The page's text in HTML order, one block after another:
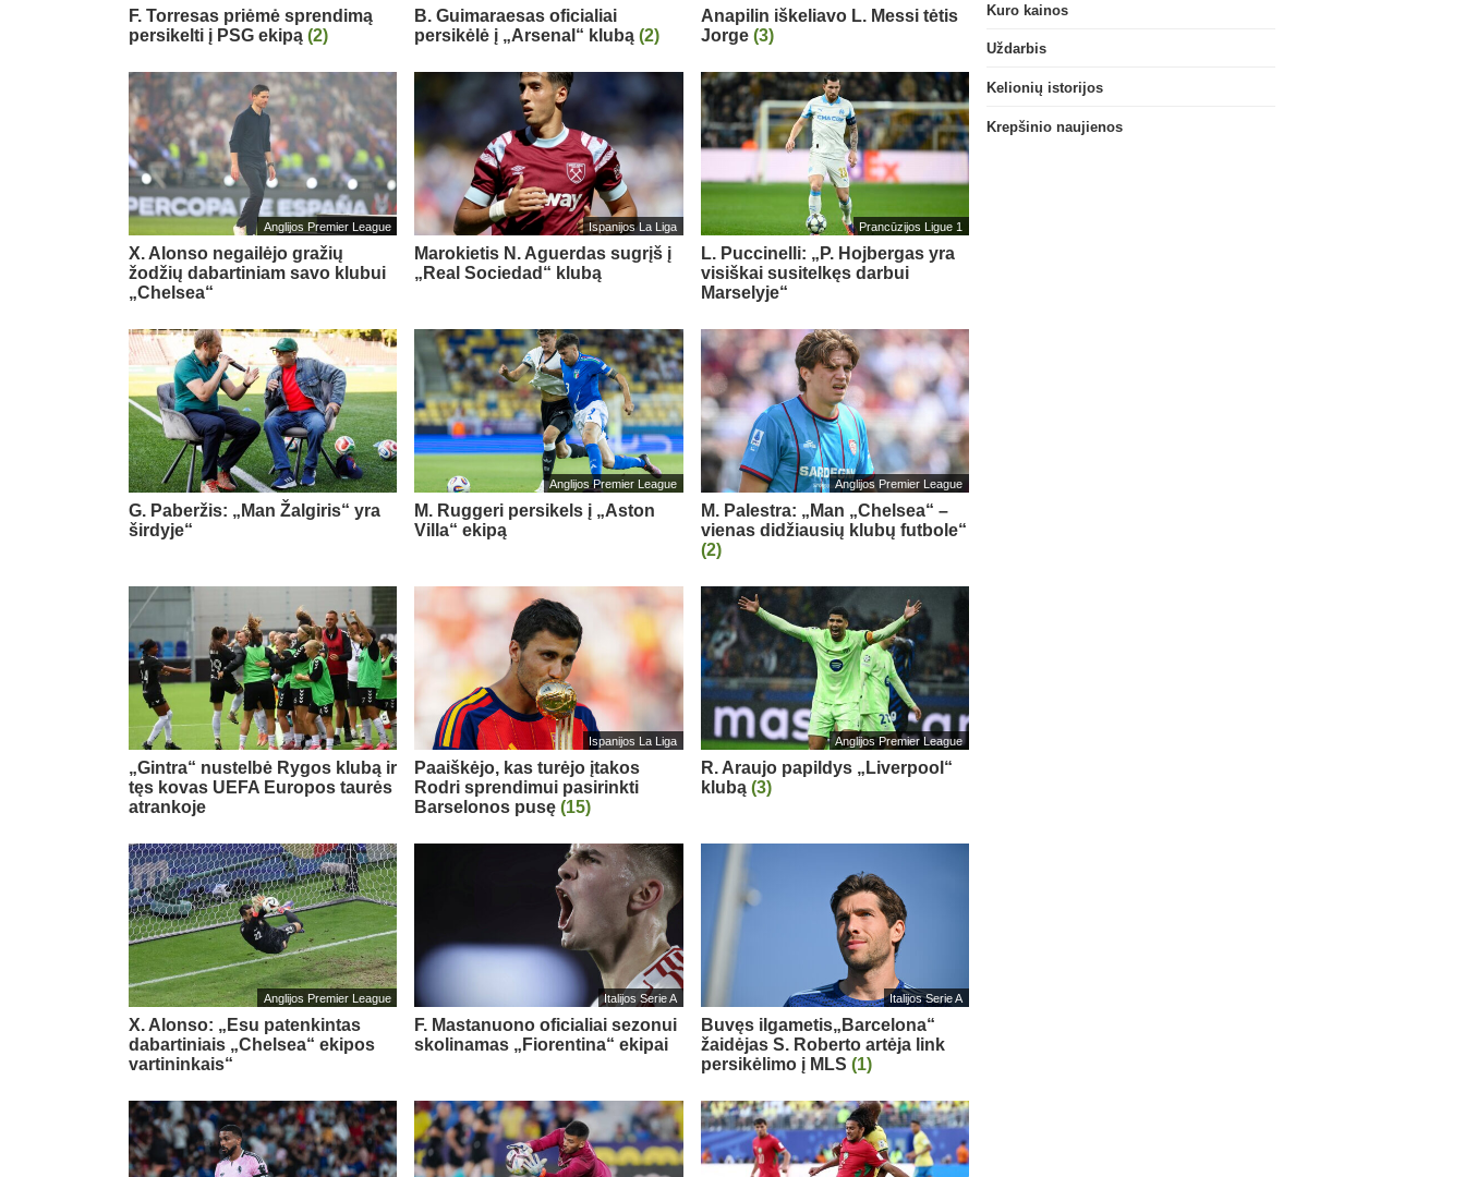
F. Torresas priėmė sprendimą
persikelti į PSG ekipą (2)
B. Guimaraesas oficialiai
persikėlė į „Arsenal“ klubą(2)
Anapilin iškeliavo L. Messi tėtis
Jorge (3)
Anglijos Premier League
X. Alonso negailėjo gražių
žodžių dabartiniam savo klubui
„Chelsea“
Ispanijos La Liga
Marokietis N. Aguerdas sugrįš į
„Real Sociedad“ klubą
Prancūzijos Ligue 1
L. Puccinelli: „P. Hojbergas yra
visiškai susitelkęs darbui
Marselyje“
G. Paberžis: „Man Žalgiris“ yra
širdyje“
Anglijos Premier League
M. Ruggeri persikels į „Aston
Villa“ ekipą
Anglijos Premier League
M. Palestra: „Man „Chelsea“ –
vienas didžiausių klubų futbole“
(2)
„Gintra“ nustelbė Rygos klubą ir
tęs kovas UEFA Europos taurės
atrankoje
Ispanijos La Liga
Paaiškėjo, kas turėjo įtakos
Rodri sprendimui pasirinkti
Barselonos pusę(15)
Anglijos Premier League
R. Araujo papildys „Liverpool“
klubą (3)
Anglijos Premier League
X. Alonso: „Esu patenkintas
dabartiniais „Chelsea“ ekipos
vartininkais“
Italijos Serie A
F. Mastanuono oficialiai sezonui
skolinamas „Fiorentina“ ekipai
Italijos Serie A
Buvęs ilgametis„Barcelona“
žaidėjas S. Roberto artėja link
persikėlimo į MLS (1)
Kuro kainos
Uždarbis
Kelionių istorijos
Krepšinio naujienos